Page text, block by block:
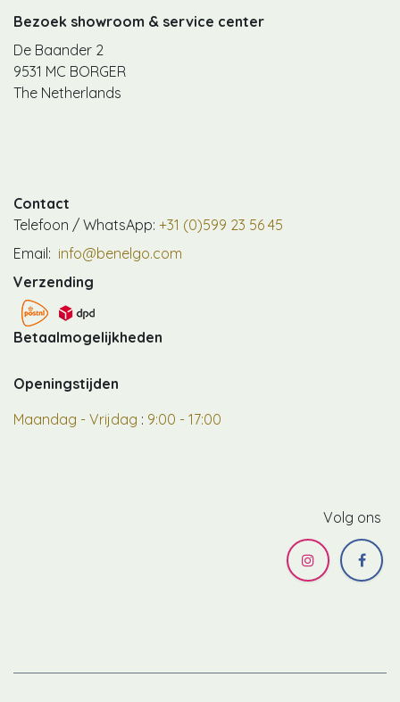
Bezoek showroom & service center
De Baander 2
9531 MC BORGER
The Netherlands
Contact
Telefoon / WhatsApp: +31 (0)599 23 56 45
Email: info@benelgo.com
Verzending
Betaalmogelijkheden
Openingstijden
Maandag - Vrijdag : 9:00 - 17:00
Volg ons